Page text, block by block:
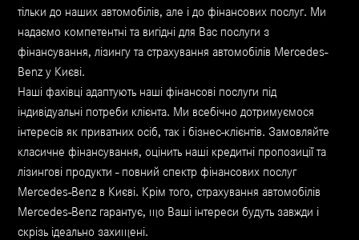
тільки до наших автомобілів, але і до фінансових послуг. Ми
надаємо компетентні та вигідні для Вас послуги з
фінансування, лізингу та страхування автомобілів Mercedes-
Benz у Києві.
Наші фахівці адаптують наші фінансові послуги під
індивідуальні потреби клієнта. Ми всебічно дотримуємося
інтересів як приватних осіб, так і бізнес-клієнтів. Замовляйте
класичне фінансування, оцінить наші кредитні пропозиції та
лізингові продукти - повний спектр фінансових послуг
Mercedes-Benz в Києві. Крім того, страхування автомобілів
Mercedes-Benz гарантує, що Ваші інтереси будуть завжди і
скрізь ідеально захищені.